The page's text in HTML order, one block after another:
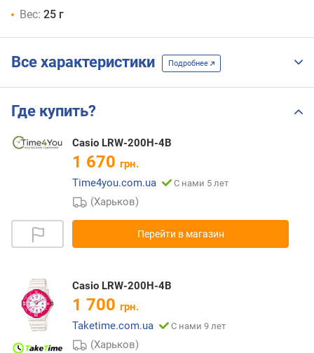
Вес: 25 г
Все характеристики Подробнее
Где купить?
Casio LRW-200H-4B
1 670 грн.
Time4you.com.ua
С нами 5 лет
(Харьков)
Перейти в магазин
Casio LRW-200H-4B
1 700 грн.
Taketime.com.ua
С нами 9 лет
(Харьков)